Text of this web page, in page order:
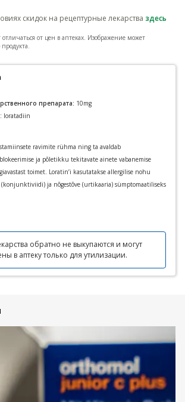
скидок на рецептурные лекарства здесь
от цен в аптеках. Изображение может
препарата: 10mg
loratadiin
ravimite rühma ning ta avaldab
ja põletikku tekitavate ainete vabanemise
toimet. Loratin’i kasutatakse allergilise nohu
ja nõgestõve (urtikaaria) sümptomaatiliseks
обратно не выкупаются и могут
в аптеку только для утилизации.